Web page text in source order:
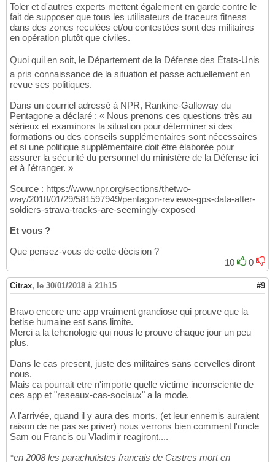
Toler et d'autres experts mettent également en garde contre le
fait de supposer que tous les utilisateurs de traceurs fitness
dans des zones reculées et/ou contestées sont des militaires
en opération plutôt que civiles.
Quoi quil en soit, le Département de la Défense des États-Unis
a pris connaissance de la situation et passe actuellement en
revue ses politiques.
Dans un courriel adressé à NPR, Rankine-Galloway du
Pentagone a déclaré : « Nous prenons ces questions très au
sérieux et examinons la situation pour déterminer si des
formations ou des conseils supplémentaires sont nécessaires
et si une politique supplémentaire doit être élaborée pour
assurer la sécurité du personnel du ministère de la Défense ici
et à l'étranger. »
Source : https://www.npr.org/sections/thetwo-
way/2018/01/29/581597949/pentagon-reviews-gps-data-after-
soldiers-strava-tracks-are-seemingly-exposed
Et vous ?
Que pensez-vous de cette décision ?
10
0
Citrax, le 30/01/2018 à 21h15 #9
Bravo encore une app vraiment grandiose qui prouve que la
betise humaine est sans limite.
Merci a la tehcnologie qui nous le prouve chaque jour un peu
plus.
Dans le cas present, juste des militaires sans cervelles diront
nous.
Mais ca pourrait etre n'importe quelle victime inconsciente de
ces app et "reseaux-cas-sociaux" a la mode.
A l'arrivée, quand il y aura des morts, (et leur ennemis auraient
raison de ne pas se priver) nous verrons bien comment l'oncle
Sam ou Francis ou Vladimir reagiront....
*en 2008 les parachutistes francais de Castres mort en